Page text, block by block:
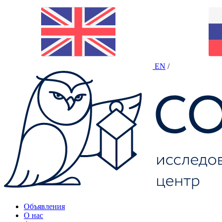
EN /
Объявления
О нас